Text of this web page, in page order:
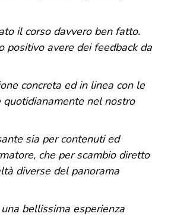
il corso davvero ben fatto.
positivo avere dei feedback da
concreta ed in linea con le
quotidianamente nel nostro
sia per contenuti ed
che per scambio diretto
diverse del panorama
una bellissima esperienza